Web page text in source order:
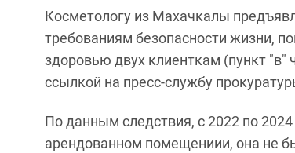
Косметологу из Махачкалы
требованиям безопасности жизни,
здоровью двух клиенткам (пункт
ссылкой на пресс-службу
По данным следствия, с 2022 по
арендованном помещениии, она не